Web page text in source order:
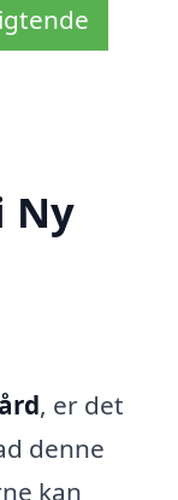
Ny
, er det
denne
kan